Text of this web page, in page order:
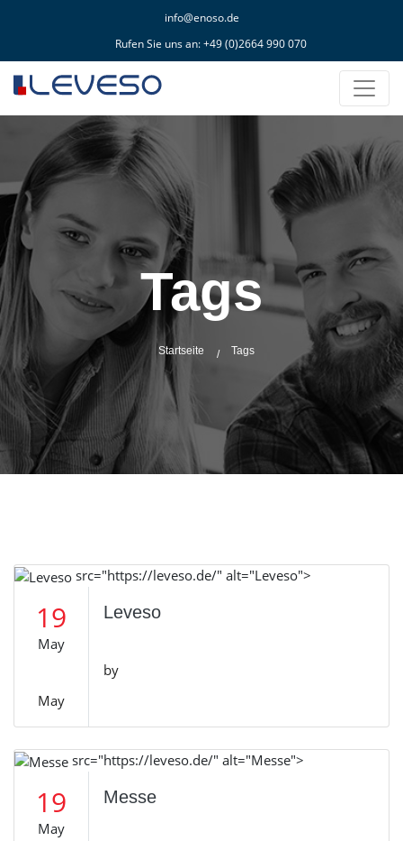
info@enoso.de
Rufen Sie uns an:+49 (0)2664 990 070
Tags
Startseite Tags
src="https://leveso.de/" alt="Leveso">
19
May
May
Leveso
by
src="https://leveso.de/" alt="Messe">
19
May
Messe